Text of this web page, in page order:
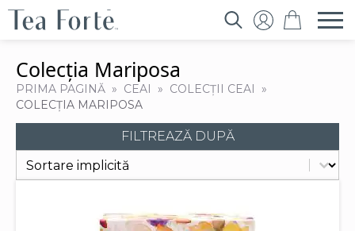
Colecția Mariposa
PRIMA PAGINĂ CEAI
COLECȚII CEAI
COLECȚIA MARIPOSA
FILTREAZĂ DUPĂ
Filtrează
Sort content